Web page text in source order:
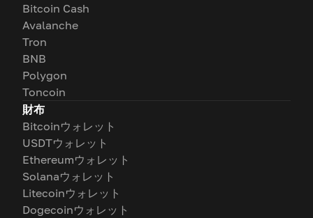
Bitcoin Cash
Avalanche
Tron
BNB
Polygon
Toncoin
財布
Bitcoinウォレット
USDTウォレット
Ethereumウォレット
Solanaウォレット
Litecoinウォレット
Dogecoinウォレット